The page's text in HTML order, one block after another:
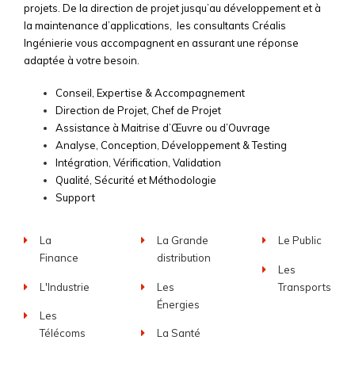
projets. De la direction de projet jusqu’au développement et à
la maintenance d’applications, les consultants Créalis
Ingénierie vous accompagnent en assurant une réponse
adaptée à votre besoin.
Conseil, Expertise & Accompagnement
Direction de Projet, Chef de Projet
Assistance à Maitrise d’Œuvre ou d’Ouvrage
Analyse, Conception, Développement & Testing
Intégration, Vérification, Validation
Qualité, Sécurité et Méthodologie
Support
La
Finance
L'Industrie
Les
Télécoms
La Grande
distribution
Les
Énergies
La Santé
Le Public
Les
Transports